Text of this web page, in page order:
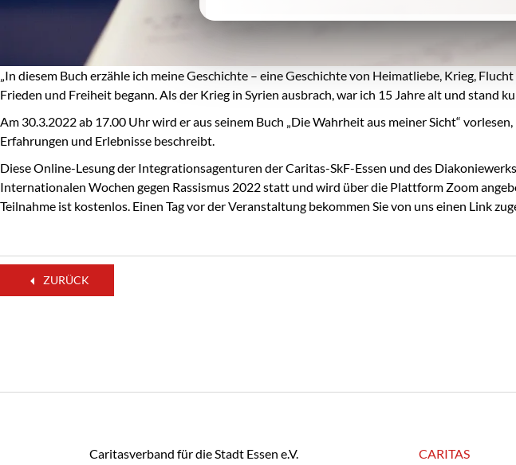
„In diesem Buch erzähle ich meine Geschichte – eine Geschichte von Heimatliebe, Krieg,
Frieden und Freiheit begann. Als der Krieg in Syrien ausbrach, war ich 15 Jahre alt und
Am 30.3.2022 ab 17.00 Uhr wird er aus seinem Buch „Die Wahrheit aus meiner Sicht“
Erfahrungen und Erlebnisse beschreibt.
Diese Online-Lesung der Integrationsagenturen der Caritas-SkF-Essen und des
Internationalen Wochen gegen Rassismus 2022 statt und wird über die Plattform Zoom
Teilnahme ist kostenlos. Einen Tag vor der Veranstaltung bekommen Sie von uns einen Link
ZURÜCK
Caritasverband für die Stadt Essen e.V. CARITAS